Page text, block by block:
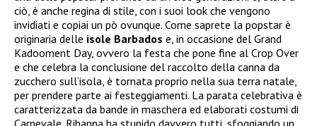
ciò, è anche regina di stile, con i suoi look che vengono
invidiati e copiai un pò ovunque. Come saprete la popstar è
originaria delle isole Barbados e, in occasione del Grand
Kadooment Day, ovvero la festa che pone fine al Crop Over
e che celebra la conclusione del raccolto della canna da
zucchero sull’isola, è tornata proprio nella sua terra natale,
per prendere parte ai festeggiamenti. La parata celebrativa è
caratterizzata da bande in maschera ed elaborati costumi di